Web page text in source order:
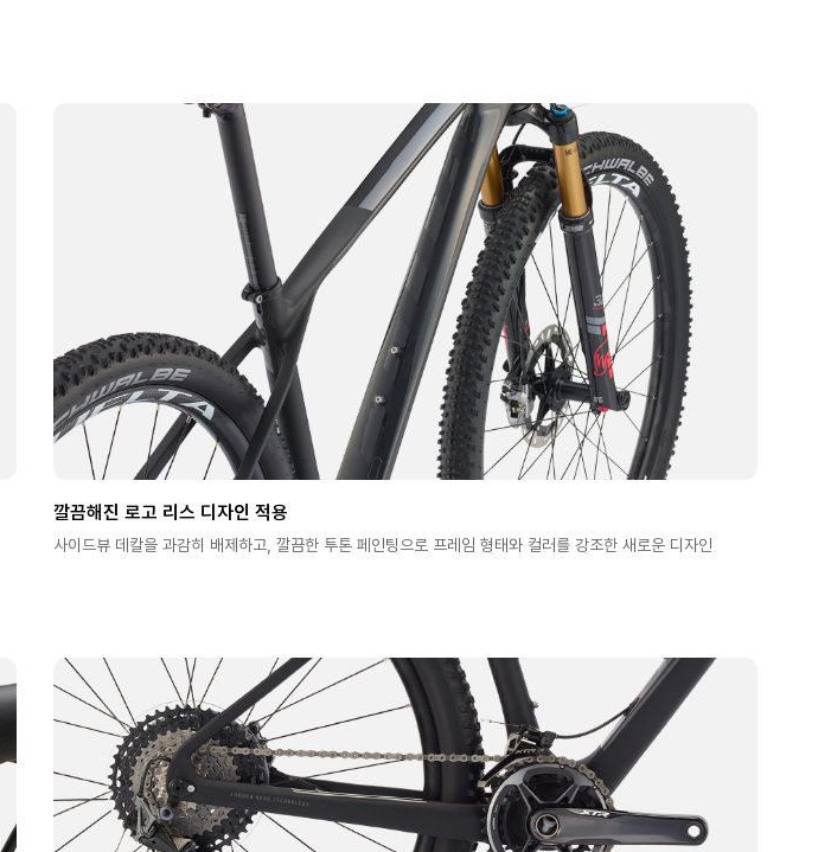
깔끔해진 로고 리스 디자인 적용
사이드뷰 데칼을 과감히 배제하고, 깔끔한 투톤 페인팅으로 프레임 형태와 컬러를 강조한 새로운 디자인